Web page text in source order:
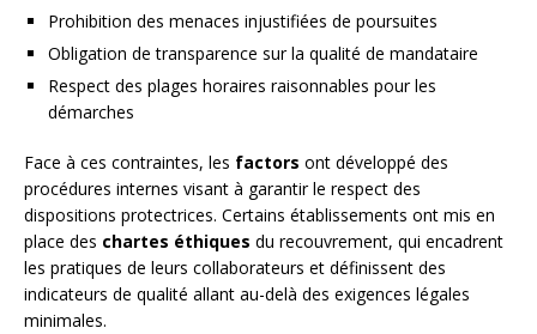
Prohibition des menaces injustifiées de poursuites
Obligation de transparence sur la qualité de mandataire
Respect des plages horaires raisonnables pour les
démarches
Face à ces contraintes, les factors ont développé des
procédures internes visant à garantir le respect des
dispositions protectrices. Certains établissements ont mis en
place des chartes éthiques du recouvrement, qui encadrent
les pratiques de leurs collaborateurs et définissent des
indicateurs de qualité allant au-delà des exigences légales
minimales.